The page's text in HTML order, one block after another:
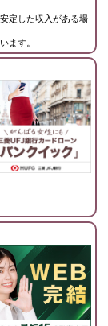
定した収入がある場
ます。